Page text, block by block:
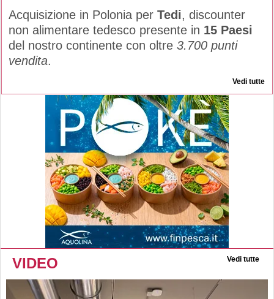
Acquisizione in Polonia per Tedi, discounter
non alimentare tedesco presente in 15 Paesi
del nostro continente con oltre 3.700 punti
vendita.
Vedi tutte
VIDEO Vedi tutte